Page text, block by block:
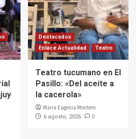
Destacados
Enlace Actualidad
Teatro
Teatro tucumano en El
Pasillo: «Del aceite a
la cacerola»
Maria Eugenia Montero
6 agosto, 2026 0